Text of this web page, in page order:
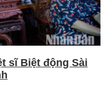
sĩ Biệt động Sài